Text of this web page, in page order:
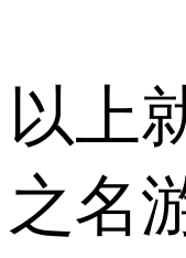
以上
之名